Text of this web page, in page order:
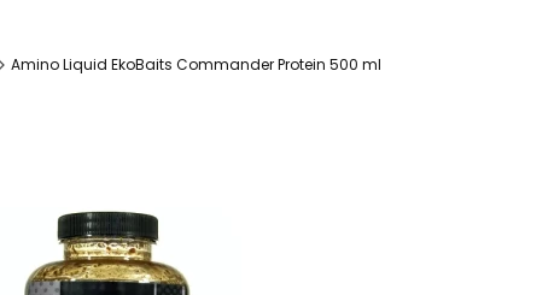
Amino Liquid EkoBaits Commander Protein 500 ml